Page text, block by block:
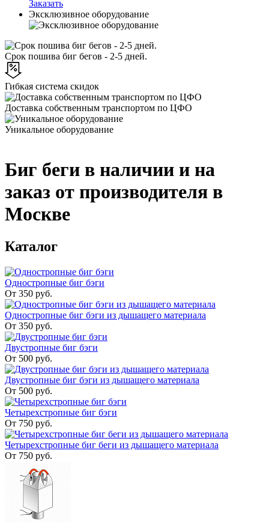
Заказать
Эксклюзивное оборудование
Срок пошива биг бегов - 2-5 дней.
Гибкая система скидок
Доставка собственным транспортом по ЦФО
Уникальное оборудование
Биг беги в наличии и на
заказ от производителя в
Москве
Каталог
Одностропные биг бэги
От 350 руб.
Одностропные биг бэги из дышащего материала
От 350 руб.
Двустропные биг бэги
От 500 руб.
Двустропные биг бэги из дышащего материала
От 500 руб.
Четырехстропные биг бэги
От 750 руб.
Четырехстропные биг беги из дышащего материала
От 750 руб.